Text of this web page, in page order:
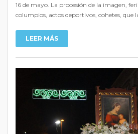
16 de mayo. La procesión de la imagen,
columpios, actos deportivos, cohetes, que
LEER MÁS